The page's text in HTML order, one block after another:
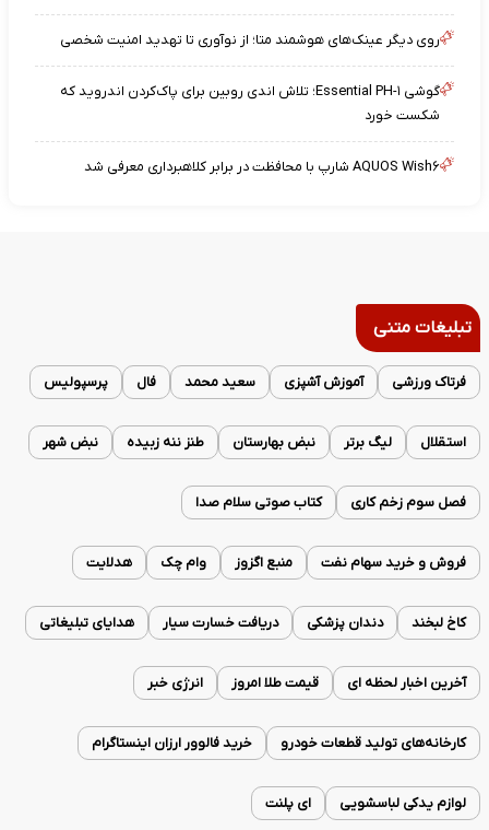
روی دیگر عینک‌های هوشمند متا؛ از نوآوری تا تهدید امنیت شخصی
گوشی Essential PH-۱؛ تلاش اندی روبین برای پاک‌کردن اندروید که
شکست خورد
AQUOS Wish۶ شارپ با محافظت در برابر کلاهبرداری معرفی شد
تبلیغات متنی
فرتاک ورزشی آموزش آشپزی سعید محمد فال پرسپولیس
استقلال لیگ برتر نبض بهارستان طنز ننه زبیده نبض شهر
فصل سوم زخم کاری کتاب صوتی سلام صدا
فروش و خرید سهام نفت منبع اگزوز وام چک هدلایت
کاخ لبخند دندان پزشکی دریافت خسارت سیار هدایای تبلیغاتی
آخرین اخبار لحظه ای قیمت طلا امروز انرژی خبر
کارخانه‌های تولید قطعات خودرو خرید فالوور ارزان اینستاگرام
لوازم یدکی لباسشویی ای پلنت